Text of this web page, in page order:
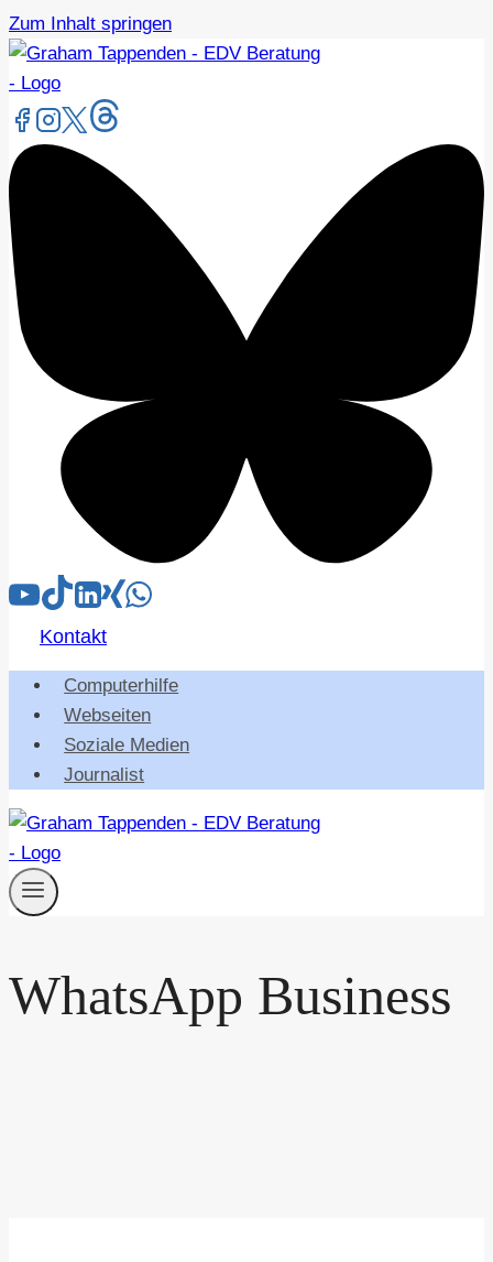
Zum Inhalt springen
Kontakt
Computerhilfe
Webseiten
Soziale Medien
Journalist
WhatsApp Business